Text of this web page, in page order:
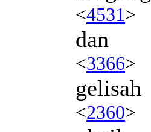
<4531>
dan
<3366>
gelisah
<2360>